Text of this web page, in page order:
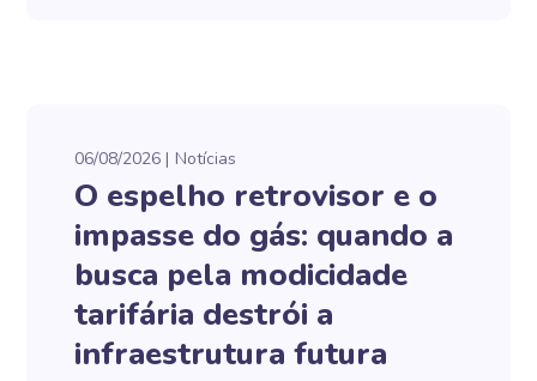
06/08/2026 Notícias
O espelho retrovisor e o
impasse do gás: quando a
busca pela modicidade
tarifária destrói a
infraestrutura futura